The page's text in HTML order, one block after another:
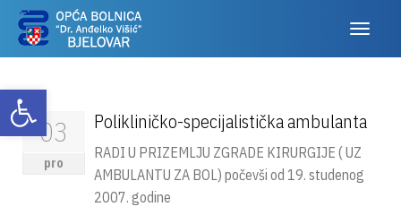
Otvori alatnu traku
03
pro
Polikliničko-specijalistička ambulanta
RADI U PRIZEMLJU ZGRADE KIRURGIJE ( UZ
AMBULANTU ZA BOL) počevši od 19. studenog
2007. godine